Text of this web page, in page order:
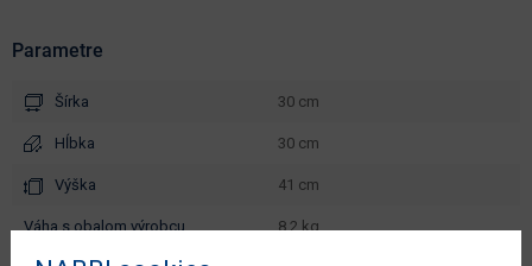
Parametre
Šírka 30 cm
Hĺbka 30 cm
Výška 41 cm
váha s obalom výrobcu 8.2 kg